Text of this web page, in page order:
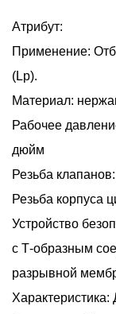
Атрибут:
Применение:
(Lp).
Материал:
Рабочее
дюйм
Резьба
Резьба корпуса
Устройство
с Т-образным
разрывной
Характеристика: